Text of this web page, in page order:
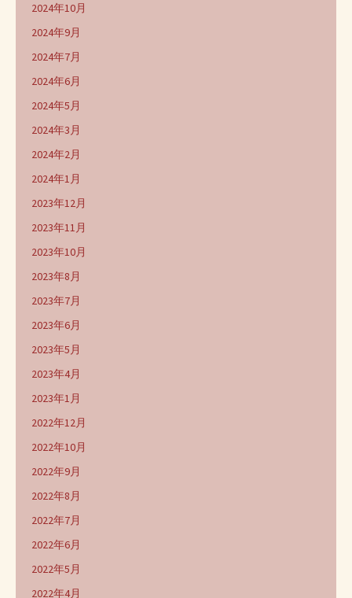
2024年10月
2024年9月
2024年7月
2024年6月
2024年5月
2024年3月
2024年2月
2024年1月
2023年12月
2023年11月
2023年10月
2023年8月
2023年7月
2023年6月
2023年5月
2023年4月
2023年1月
2022年12月
2022年10月
2022年9月
2022年8月
2022年7月
2022年6月
2022年5月
2022年4月